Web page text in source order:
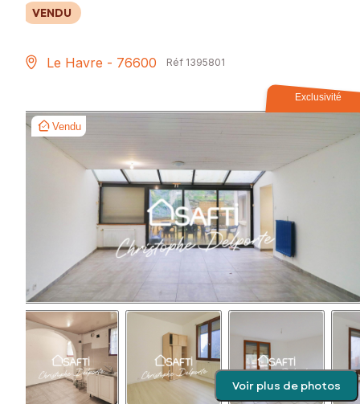
VENDU
Le Havre - 76600 Réf 1395801
Exclusivité
Vendu
Voir plus de photos